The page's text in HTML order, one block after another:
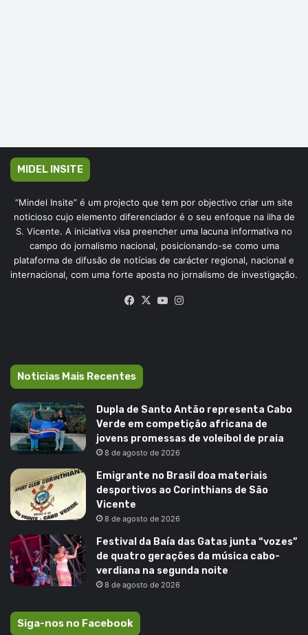
MIDEL INSITE
“Mindel Insite” é um projecto que tem por objectivo criar um site
noticioso cujo elemento diferenciador é o seu enfoque na ilha de
S. Vicente. A iniciativa visa preencher uma lacuna informativa no
campo do jornalismo nacional, posicionando-se como uma
plataforma de difusão de notícias de carácter regional, nacional e
internacional, com uma forte aposta no jornalismo de investigação.
Facebook
X YouTube
Noticias Mais Recentes
Dupla de Santo Antão representa Cabo
Verde em competição africana de
jovens promessas de voleibol de praia
8 de agosto de 2026
Emigrante no Brasil doa materiais
desportivos ao Corinthians de São
Vicente
8 de agosto de 2026
Festival da Baía das Gatas junta “vozes”
de quatro gerações da música cabo-
verdiana na segunda noite
8 de agosto de 2026
Siga-nos no Facebook